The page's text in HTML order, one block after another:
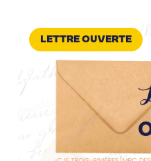
LETTRE OUVERTE